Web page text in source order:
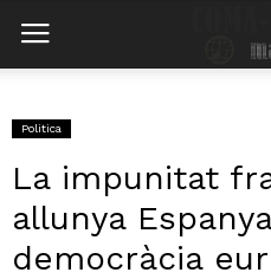
Politica
La impunitat
allunya
democràcia